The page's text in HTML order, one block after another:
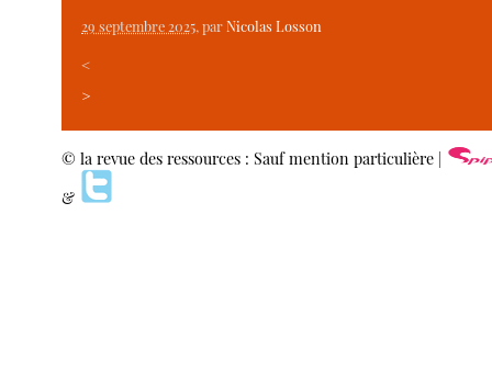
29 septembre 2025, parNicolas Losson
<
>
© la revue des ressources : Sauf mention particulière |
&